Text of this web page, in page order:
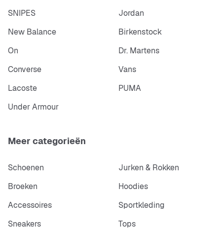
SNIPES
Jordan
New Balance
Birkenstock
On
Dr. Martens
Converse
Vans
Lacoste
PUMA
Under Armour
Meer categorieën
Schoenen
Jurken & Rokken
Broeken
Hoodies
Accessoires
Sportkleding
Sneakers
Tops